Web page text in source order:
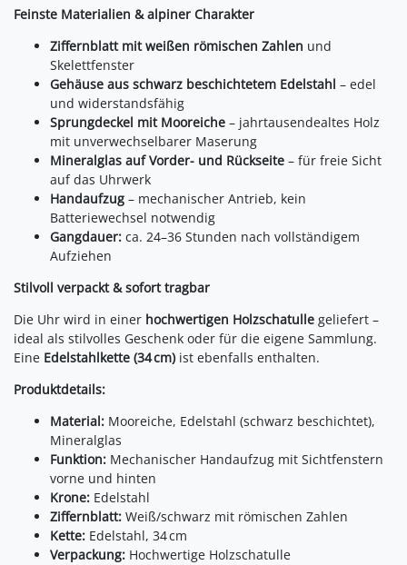
Feinste Materialien & alpiner Charakter
Ziffernblatt mit weißen römischen Zahlen und
Skelettfenster
Gehäuse aus schwarz beschichtetem Edelstahl – edel
und widerstandsfähig
Sprungdeckel mit Mooreiche – jahrtausendealtes Holz
mit unverwechselbarer Maserung
Mineralglas auf Vorder- und Rückseite – für freie Sicht
auf das Uhrwerk
Handaufzug – mechanischer Antrieb, kein
Batteriewechsel notwendig
Gangdauer: ca. 24–36 Stunden nach vollständigem
Aufziehen
Stilvoll verpackt & sofort tragbar
Die Uhr wird in einer hochwertigen Holzschatulle geliefert –
ideal als stilvolles Geschenk oder für die eigene Sammlung.
Eine Edelstahlkette (34 cm) ist ebenfalls enthalten.
Produktdetails:
Material: Mooreiche, Edelstahl (schwarz beschichtet),
Mineralglas
Funktion: Mechanischer Handaufzug mit Sichtfenstern
vorne und hinten
Krone: Edelstahl
Ziffernblatt: Weiß/schwarz mit römischen Zahlen
Kette: Edelstahl, 34 cm
Verpackung: Hochwertige Holzschatulle